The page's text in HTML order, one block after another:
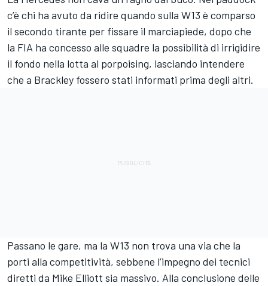
c’è chi ha avuto da ridire quando sulla W13 è comparso
il secondo tirante per fissare il marciapiede, dopo che
la FIA ha concesso alle squadre la possibilità di irrigidire
il fondo nella lotta al porpoising, lasciando intendere
che a Brackley fossero stati informati prima degli altri.
Passano le gare, ma la W13 non trova una via che la
porti alla competitività, sebbene l’impegno dei tecnici
diretti da Mike Elliott sia massivo. Alla conclusione delle